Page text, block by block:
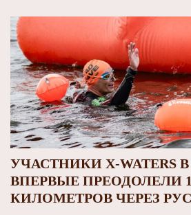
УЧАСТНИКИ X-WATERS
ВПЕРВЫЕ ПРЕОДОЛЕЛИ
КИЛОМЕТРОВ ЧЕРЕЗ